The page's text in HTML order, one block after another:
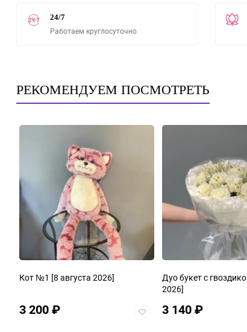
24/7
Работаем круглосуточно
РЕКОМЕНДУЕМ ПОСМОТРЕТЬ
Кот №1 [8 августа 2026]
3 200₽
Добавить
Дуо букет с
2026]
3 140₽